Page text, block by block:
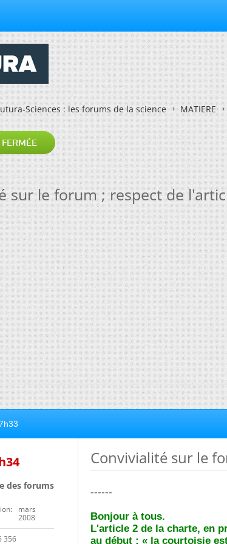
Sciences : les forums de la science MATIERE
sur le forum ; respect de
des forums
mars
2008
356
Convivialité sur le
------
Bonjour à tous.
L'article 2 de la charte, en
au début : « la courtoisie